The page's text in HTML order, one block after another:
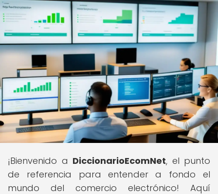
¡Bienvenido a DiccionarioEcomNet, el punto
de referencia para entender a fondo el
mundo del comercio electrónico! Aquí